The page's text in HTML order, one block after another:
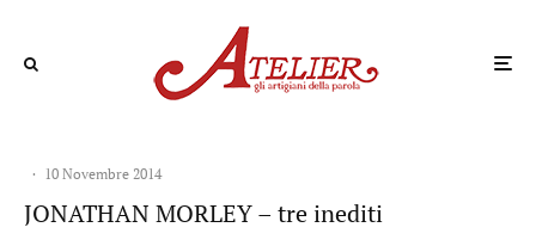
· 10 Novembre 2014
JONATHAN MORLEY – tre inediti